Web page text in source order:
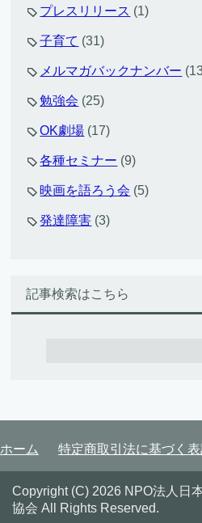
プレスリリース (1)
子育て (31)
メルマガバックナンバー
勉強会 (25)
OK劇場 (17)
各種セミナー (9)
映画を語ろう会 (5)
発達障害 (3)
記事検索はこちら
ホーム 特定商取引法に基づく
Copyright (C) 2026 NPO法人日
協会 All Rights Reserved.